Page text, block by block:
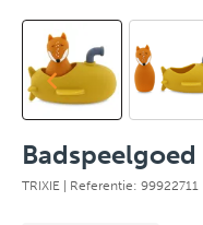
TRIXIE | Referentie: 99922711